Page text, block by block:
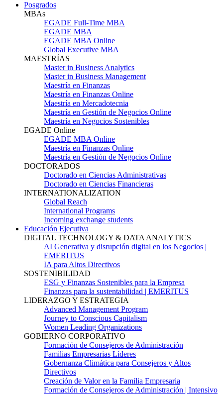
Posgrados
MBAs
EGADE Full-Time MBA
EGADE MBA
EGADE MBA Online
Global Executive MBA
MAESTRÍAS
Master in Business Analytics
Master in Business Management
Maestría en Finanzas
Maestría en Finanzas Online
Maestría en Mercadotecnia
Maestría en Gestión de Negocios Online
Maestría en Negocios Sostenibles
EGADE Online
EGADE MBA Online
Maestría en Finanzas Online
Maestría en Gestión de Negocios Online
DOCTORADOS
Doctorado en Ciencias Administrativas
Doctorado en Ciencias Financieras
INTERNATIONALIZATION
Global Reach
International Programs
Incoming exchange students
Educación Ejecutiva
DIGITAL TECHNOLOGY & DATA ANALYTICS
AI Generativa y disrupción digital en los Negocios |
EMERITUS
IA para Altos Directivos
SOSTENIBILIDAD
ESG y Finanzas Sostenibles para la Empresa
Finanzas para la sustentabilidad | EMERITUS
LIDERAZGO Y ESTRATEGIA
Advanced Management Program
Journey to Conscious Capitalism
Women Leading Organizations
GOBIERNO CORPORATIVO
Formación de Consejeros de Administración
Familias Empresarias Líderes
Gobernanza Climática para Consejeros y Altos
Directivos
Creación de Valor en la Familia Empresaria
Formación de Consejeros de Administración | Intensivo